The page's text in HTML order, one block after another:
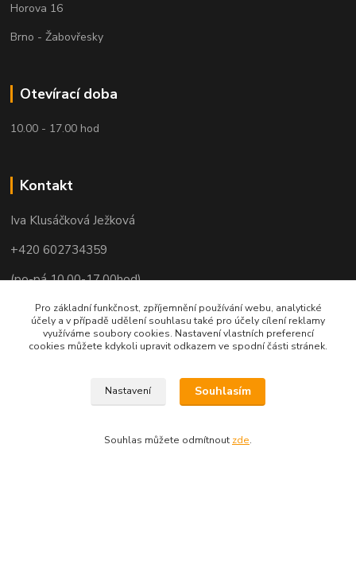
Horova 16
Brno - Žabovřesky
Otevírací doba
10.00 - 17.00 hod
Kontakt
Iva Klusáčková Ježková
+420 602734359
(po-pá 10.00-17.00hod)
iva@ivadekor.cz
Pro základní funkčnost, zpříjemnění používání webu, analytické
účely a v případě udělení souhlasu také pro účely cílení reklamy
využíváme soubory cookies. Nastavení vlastních preferencí
cookies můžete kdykoli upravit odkazem ve spodní části stránek.
Nastavení Souhlasím
Souhlas můžete odmítnout zde.